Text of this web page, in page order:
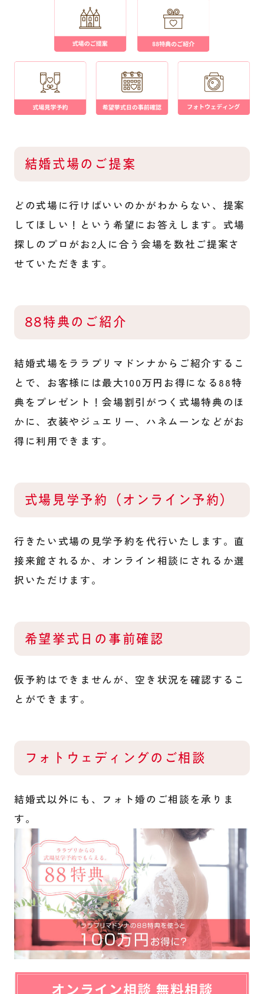
結婚式場のご提案
どの式場に行けばいいのかがわからない、提案
してほしい！という希望にお答えします。式場
探しのプロがお2人に合う会場を数社ご提案さ
せていただきます。
88特典のご紹介
結婚式場をララプリマドンナからご紹介するこ
とで、お客様には最大100万円お得になる88特
典をプレゼント！会場割引がつく式場特典のほ
かに、衣装やジュエリー、ハネムーンなどがお
得に利用できます。
式場見学予約（オンライン予約）
行きたい式場の見学予約を代行いたします。直
接来館されるか、オンライン相談にされるか選
択いただけます。
希望挙式日の事前確認
仮予約はできませんが、空き状況を確認するこ
とができます。
フォトウェディングのご相談
結婚式以外にも、フォト婚のご相談を承りま
す。